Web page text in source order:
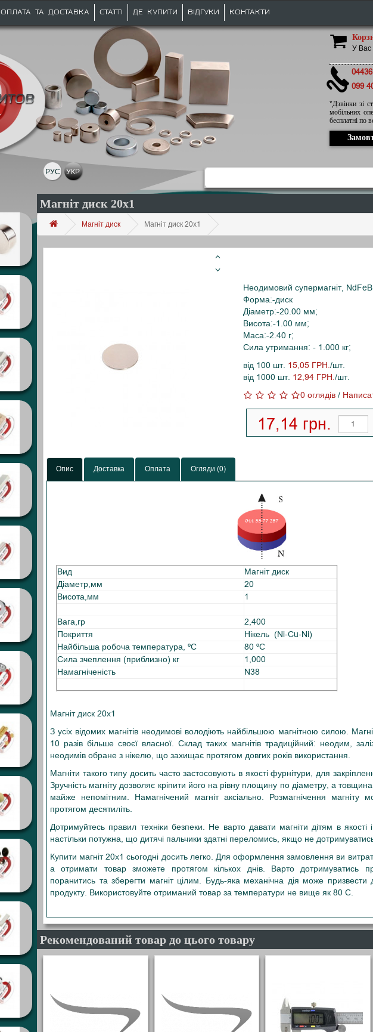
ОПЛАТА ТА ДОСТАВКА СТАТТІ ДЕ КУПИТИ ВІДГУКИ КОНТАКТИ
У Вас
099
*Дзвінки зі
мобільних
бесплатні по
РУС УКР
Магніт диск 20х1
Магніт диск Магніт диск 20х1
Неодимовий супермагніт,
Форма:-диск
Діаметр:-20.00 мм;
Висота:-1.00 мм;
Маса:-2.40 г;
Сила утримання: - 1.000 кг;
від 100 шт. 15,05 ГРН./шт.
від 1000 шт. 12,94 ГРН./шт.
0 оглядів/
17,14 грн.
Опис Доставка Оплата Огляди (0)
Вид
Магніт диск
Діаметр,мм
20
Висота,мм
1
Вага,гр
2,400
Покриття
Нікель (Ni-Cu-Ni)
Найбільша робоча температура, ºС
80 ºС
Сила зчеплення (приблизно) кг
1,000
Намагніченість
N38
Магніт диск 20х1
З усіх відомих магнітів неодимові володіють найбільшою магнітною силою.
10 разів більше своєї власної. Склад таких магнітів традиційний: неодим,
неодимів обране з нікелю, що захищає протягом довгих років використання.
Магніти такого типу досить часто застосовують в якості фурнітури, для
Зручність магніту дозволяє кріпити його на рівну площину по діаметру, а
майже непомітним. Намагнічений магніт аксіально. Розмагнічення
протягом десятиліть.
Дотримуйтесь правил техніки безпеки. Не варто давати магніти дітям в
настільки потужна, що дитячі пальчики здатні переломись, якщо не
Купити магніт 20х1 сьогодні досить легко. Для оформлення замовлення ви
а отримати товар зможете протягом кількох днів. Варто дотримуватись
поранитись та зберегти магніт цілим. Будь-яка механічна дія може призвести
продукту. Використовуйте отриманий товар за температури не вище як 80 С.
Рекомендований товар до цього товару